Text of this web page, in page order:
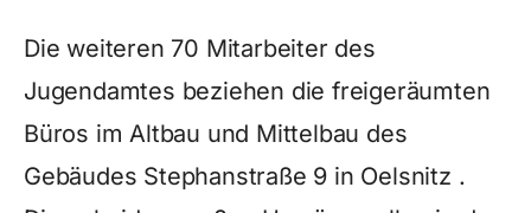
Die weiteren 70 Mitarbeiter des
Jugendamtes beziehen die freigeräumten
Büros im Altbau und Mittelbau des
Gebäudes Stephanstraße 9 in Oelsnitz .